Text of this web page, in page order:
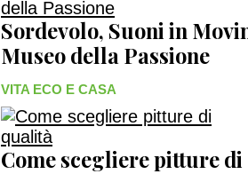
Sordevolo, Suoni in
Museo della Passione
VITA ECO E CASA
Come scegliere pitture